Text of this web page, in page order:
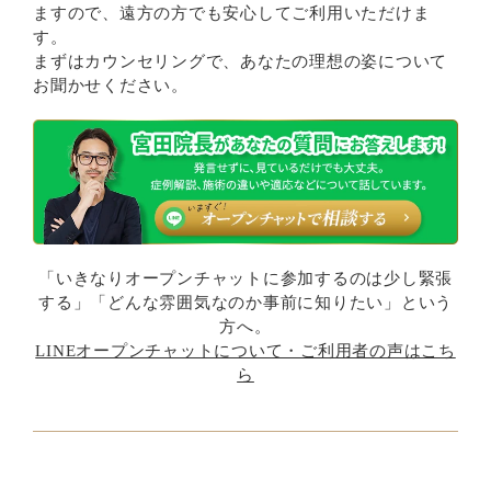
ますので、遠方の方でも安心してご利用いただけま
す。
まずはカウンセリングで、あなたの理想の姿について
お聞かせください。
「いきなりオープンチャットに参加するのは少し緊張
する」「どんな雰囲気なのか事前に知りたい」という
方へ。
LINEオープンチャットについて・ご利用者の声はこち
ら